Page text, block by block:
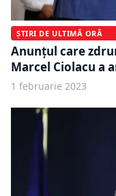
ȘTIRI DE ULTIMĂ ORĂ
Anunțul care
Marcel Ciolacu a
1 februarie 2023